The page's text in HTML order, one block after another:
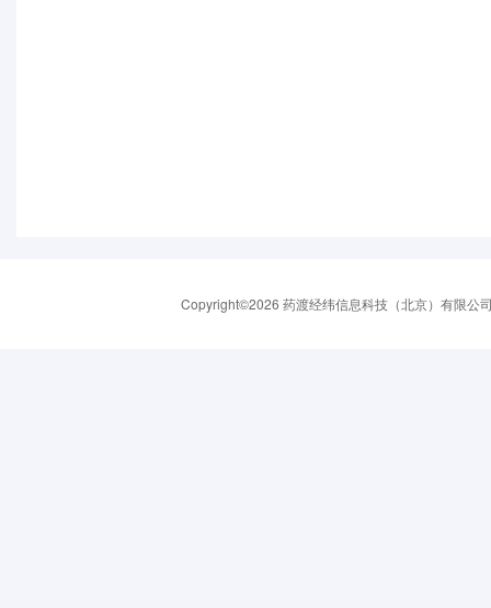
Copyright©2026 药渡经纬信息科技（北京）有限公